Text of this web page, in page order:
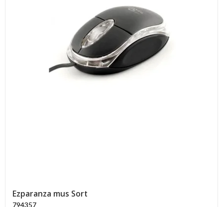
Ezparanza mus Sort
794357